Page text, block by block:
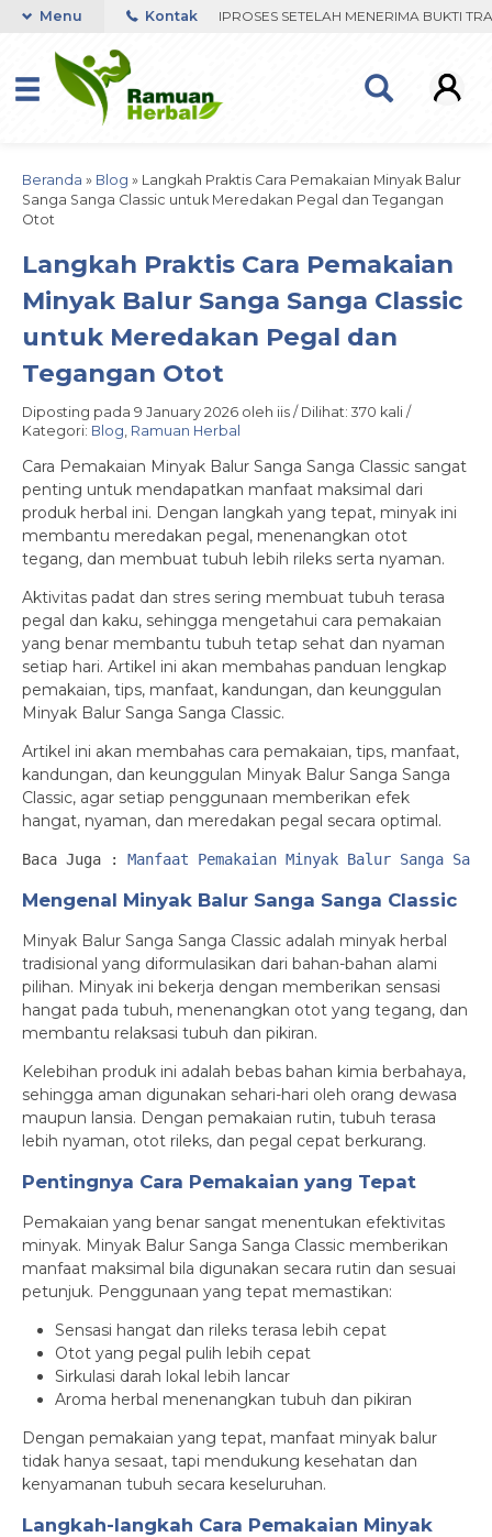
PENGIRIMAN DIPROSES SETELAH MENERIMA BUKTI
Menu Kontak
Beranda » Blog » Langkah Praktis Cara Pemakaian Minyak Balur
Sanga Sanga Classic untuk Meredakan Pegal dan Tegangan
Otot
Langkah Praktis Cara Pemakaian
Minyak Balur Sanga Sanga Classic
untuk Meredakan Pegal dan
Tegangan Otot
Diposting pada 9 January 2026 oleh iis / Dilihat: 370 kali /
Kategori: Blog, Ramuan Herbal
Cara Pemakaian Minyak Balur Sanga Sanga Classic sangat
penting untuk mendapatkan manfaat maksimal dari
produk herbal ini. Dengan langkah yang tepat, minyak ini
membantu meredakan pegal, menenangkan otot
tegang, dan membuat tubuh lebih rileks serta nyaman.
Aktivitas padat dan stres sering membuat tubuh terasa
pegal dan kaku, sehingga mengetahui cara pemakaian
yang benar membantu tubuh tetap sehat dan nyaman
setiap hari. Artikel ini akan membahas panduan lengkap
pemakaian, tips, manfaat, kandungan, dan keunggulan
Minyak Balur Sanga Sanga Classic.
Artikel ini akan membahas cara pemakaian, tips, manfaat,
kandungan, dan keunggulan Minyak Balur Sanga Sanga
Classic, agar setiap penggunaan memberikan efek
hangat, nyaman, dan meredakan pegal secara optimal.
Baca Juga : Manfaat Pemakaian Minyak Balur Sanga
Mengenal Minyak Balur Sanga Sanga Classic
Minyak Balur Sanga Sanga Classic adalah minyak herbal
tradisional yang diformulasikan dari bahan-bahan alami
pilihan. Minyak ini bekerja dengan memberikan sensasi
hangat pada tubuh, menenangkan otot yang tegang, dan
membantu relaksasi tubuh dan pikiran.
Kelebihan produk ini adalah bebas bahan kimia berbahaya,
sehingga aman digunakan sehari-hari oleh orang dewasa
maupun lansia. Dengan pemakaian rutin, tubuh terasa
lebih nyaman, otot rileks, dan pegal cepat berkurang.
Pentingnya Cara Pemakaian yang Tepat
Pemakaian yang benar sangat menentukan efektivitas
minyak. Minyak Balur Sanga Sanga Classic memberikan
manfaat maksimal bila digunakan secara rutin dan sesuai
petunjuk. Penggunaan yang tepat memastikan:
Sensasi hangat dan rileks terasa lebih cepat
Otot yang pegal pulih lebih cepat
Sirkulasi darah lokal lebih lancar
Aroma herbal menenangkan tubuh dan pikiran
Dengan pemakaian yang tepat, manfaat minyak balur
tidak hanya sesaat, tapi mendukung kesehatan dan
kenyamanan tubuh secara keseluruhan.
Langkah-langkah Cara Pemakaian Minyak